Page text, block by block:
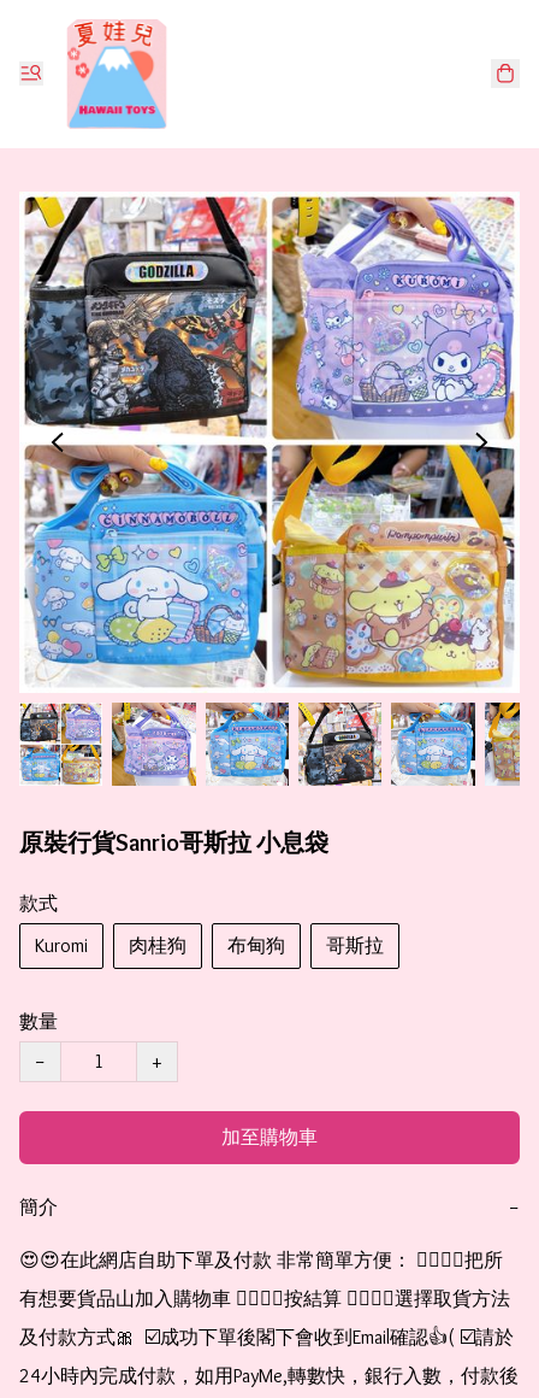
原裝行貨Sanrio哥斯拉 小息袋
款式
Kuromi
肉桂狗 布甸狗 哥斯拉
數量
−
+
加至購物車
簡介 −
😍😍在此網店自助下單及付款 非常簡單方便： 👉🏻👉🏻把所
有想要貨品山加入購物車 👉🏻👉🏻按結算 👉🏻👉🏻選擇取貨方法
及付款方式🎀  ☑️成功下單後閣下會收到Email確認👍( ☑️請於
24小時內完成付款，如用PayMe,轉數快，銀行入數，付款後